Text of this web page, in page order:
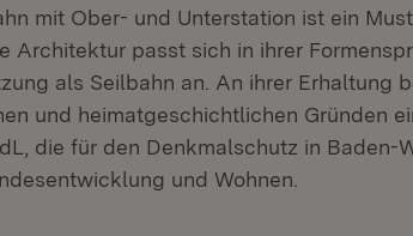
mit Ober- und Unterstation ist ein
Architektur passt sich in ihrer
als Seilbahn an. An ihrer Erhaltung
und heimatgeschichtlichen Gründen
die für den Denkmalschutz in Baden-
und Wohnen.